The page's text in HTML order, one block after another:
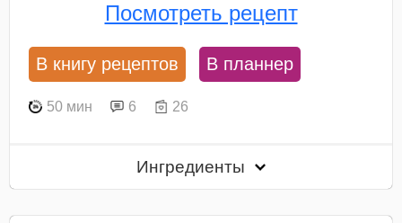
Посмотреть рецепт
В книгу рецептов В планнер
50 мин 6 26
Ингредиенты